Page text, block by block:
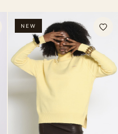
NEW